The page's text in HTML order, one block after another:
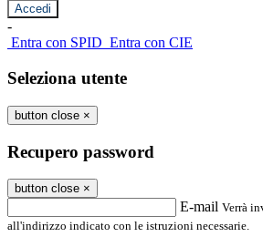
-
Entra con SPID Entra con CIE
Seleziona utente
button close ×
Recupero password
button close ×
E-mail Verrà
all'indirizzo indicato con le istruzioni necessarie.